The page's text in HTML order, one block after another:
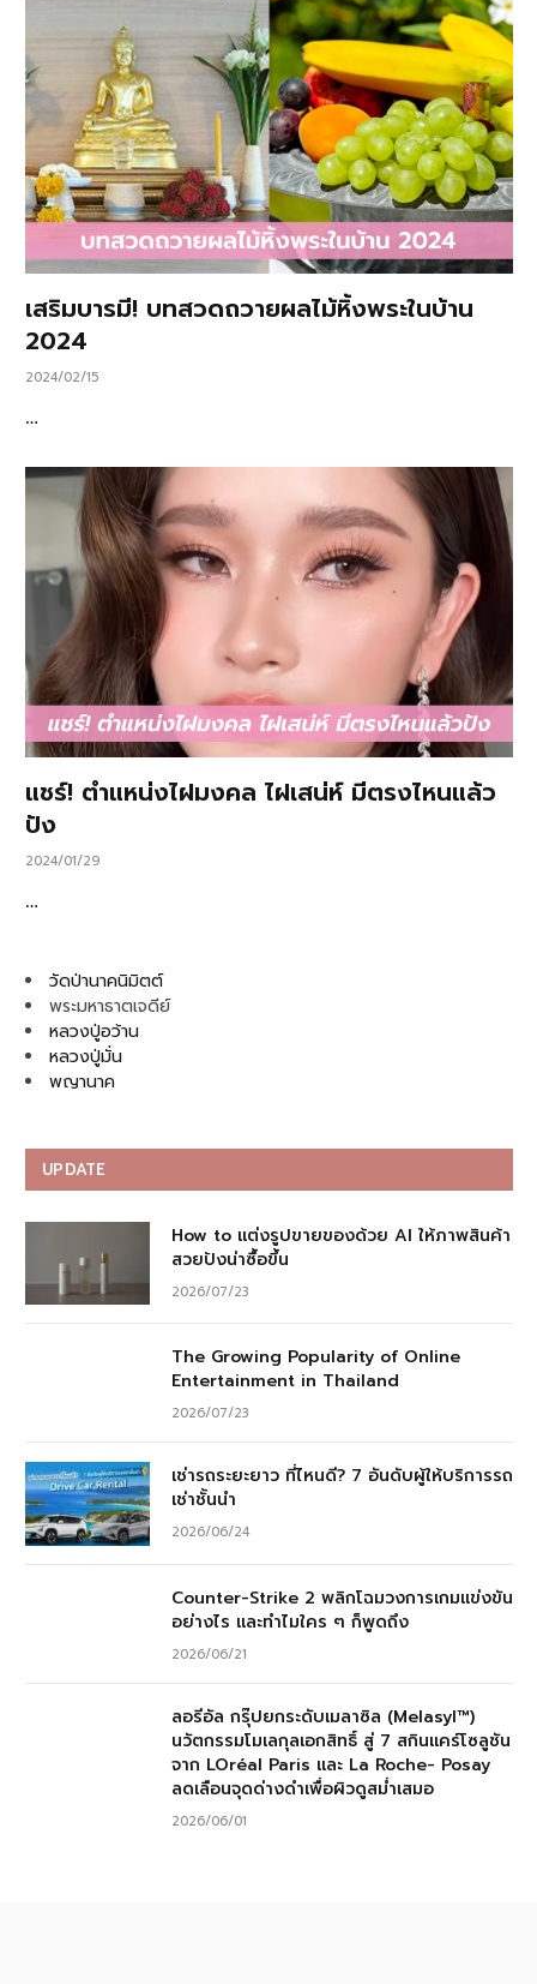
เสริมบารมี! บทสวดถวายผลไม้หิ้งพระในบ้าน
2024
2024/02/15
…
แชร์! ตำแหน่งไฝมงคล ไฝเสน่ห์ มีตรงไหนแล้ว
ปัง
2024/01/29
…
วัดป่านาคนิมิตต์
พระมหาธาตเจดีย์
หลวงปู่อว้าน
หลวงปู่มั่น
พญานาค
UPDATE
How to แต่งรูปขายของด้วย AI ให้ภาพสินค้า
สวยปังน่าซื้อขึ้น
2026/07/23
The Growing Popularity of Online
Entertainment in Thailand
2026/07/23
เช่ารถระยะยาว ที่ไหนดี? 7 อันดับผู้ให้บริการรถ
เช่าชั้นนำ
2026/06/24
Counter-Strike 2 พลิกโฉมวงการเกมแข่งขัน
อย่างไร และทำไมใคร ๆ ก็พูดถึง
2026/06/21
ลอรีอัล กรุ๊ปยกระดับเมลาซิล (Melasyl™)
นวัตกรรมโมเลกุลเอกสิทธิ์ สู่ 7 สกินแคร์โซลูชัน
จาก LOréal Paris และ La Roche- Posay
ลดเลือนจุดด่างดำเพื่อผิวดูสม่ำเสมอ
2026/06/01